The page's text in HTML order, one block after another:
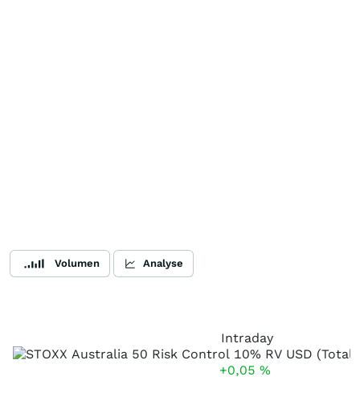
Volumen Analyse
Intraday
+0,05 %